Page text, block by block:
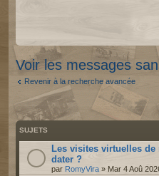
Voir les messages
Revenir à la recherche avancée
SUJETS
Les visites virtuelles de
dater ?
par RomyVira » Mar 4 Aoû